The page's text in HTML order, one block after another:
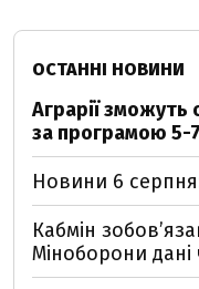
ОСТАННІ НОВИНИ
Аграрії зможуть
за програмою 5-
Новини 6
Кабмін
Міноборони дані